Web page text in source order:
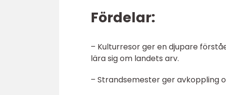
Fördelar:
– Kulturresor ger en djupare
lära sig om landets arv.
– Strandsemester ger avkoppling